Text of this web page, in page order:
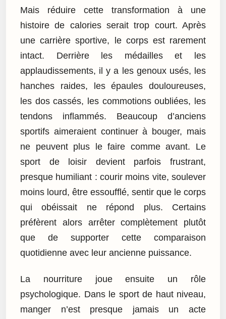
Mais réduire cette transformation à une
histoire de calories serait trop court. Après
une carrière sportive, le corps est rarement
intact. Derrière les médailles et les
applaudissements, il y a les genoux usés, les
hanches raides, les épaules douloureuses,
les dos cassés, les commotions oubliées, les
tendons inflammés. Beaucoup d’anciens
sportifs aimeraient continuer à bouger, mais
ne peuvent plus le faire comme avant. Le
sport de loisir devient parfois frustrant,
presque humiliant : courir moins vite, soulever
moins lourd, être essoufflé, sentir que le corps
qui obéissait ne répond plus. Certains
préfèrent alors arrêter complètement plutôt
que de supporter cette comparaison
quotidienne avec leur ancienne puissance.
La nourriture joue ensuite un rôle
psychologique. Dans le sport de haut niveau,
manger n’est presque jamais un acte